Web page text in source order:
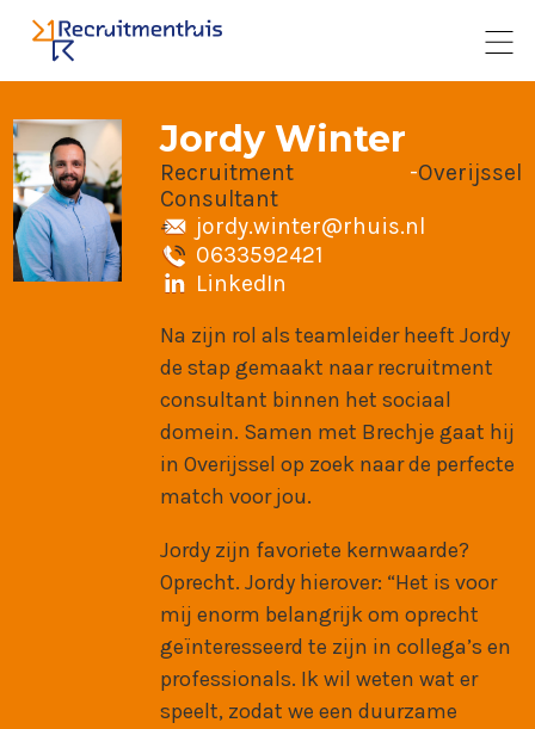
Jordy Winter
Recruitment
Consultant
-Overijssel
jordy.winter@rhuis.nl
0633592421
LinkedIn
Na zijn rol als teamleider heeft Jordy
de stap gemaakt naar recruitment
consultant binnen het sociaal
domein. Samen met Brechje gaat hij
in Overijssel op zoek naar de perfecte
match voor jou.
Jordy zijn favoriete kernwaarde?
Oprecht. Jordy hierover: “Het is voor
mij enorm belangrijk om oprecht
geïnteresseerd te zijn in collega’s en
professionals. Ik wil weten wat er
speelt, zodat we een duurzame